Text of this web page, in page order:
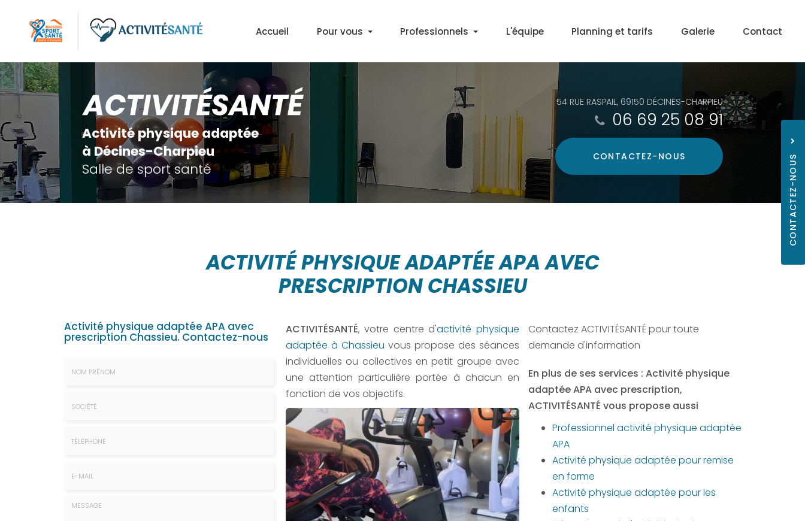
contenu
Accueil Pour vous
Découvrir l'APA
Cours APA en salle
Marche Santé+ à Décines
Gym & Marche Nordique à Lyon
Professionnels
Médecins
L'équipe Planning et tarifs Galerie Contact
Activité physique adaptée
à Décines-Charpieu
Salle de sport santé
54 RUE RASPAIL, 69150 DÉCINES-CHARPIEU
06 69 25 08 91
CONTACTEZ- NOUS
ACTIVITÉ PHYSIQUE ADAPTÉE APA AVEC
PRESCRIPTION CHASSIEU
Activité physique adaptée APA avec
prescription Chassieu. Contactez-nous
ACTIVITÉSANTÉ, votre centre d'activité physique
adaptée à Chassieu vous propose des séances
individuelles ou collectives en petit groupe avec
une attention particulière portée à chacun en
fonction de vos objectifs.
Contactez ACTIVITÉSANTÉ pour toute
demande d'information
En plus de ses services : Activité physique
adaptée APA avec prescription,
ACTIVITÉSANTÉ vous propose aussi
Professionnel activité physique adaptée
APA
Activité physique adaptée pour remise
en forme
Activité physique adaptée pour les
enfants
CONTACTEZ-NOUS
06